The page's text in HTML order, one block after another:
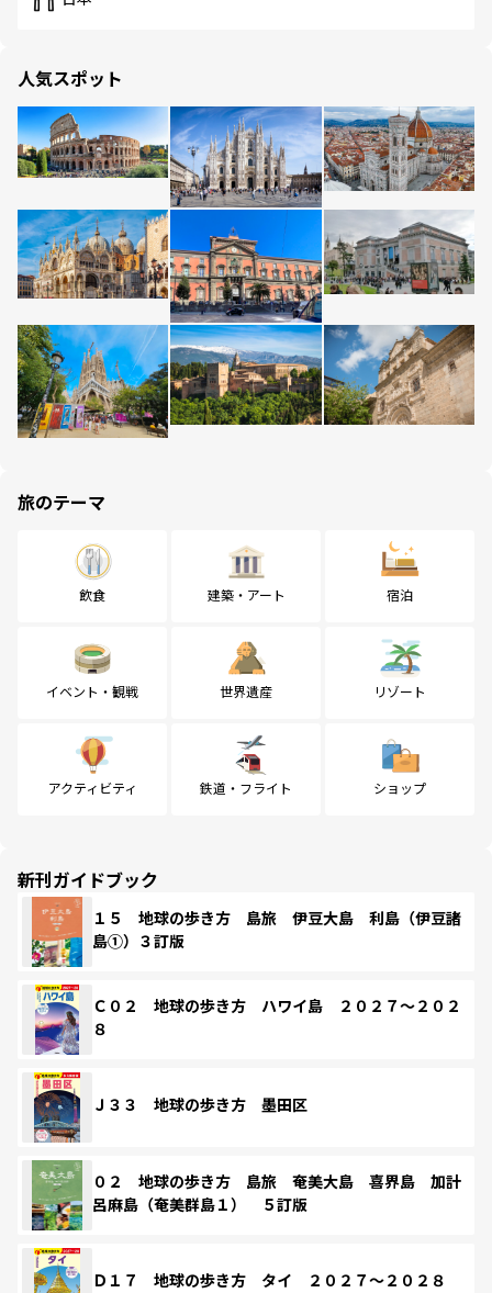
人気スポット
旅のテーマ
飲食 建築・アート 宿泊
イベント・観戦 世界遺産 リゾート
アクティビティ 鉄道・フライト ショップ
新刊ガイドブック
１５ 地球の歩き方 島旅 伊豆大島 利島（伊豆諸
島①）３訂版
Ｃ０２ 地球の歩き方 ハワイ島 ２０２７～２０２
８
Ｊ３３ 地球の歩き方 墨田区
０２ 地球の歩き方 島旅 奄美大島 喜界島 加計
呂麻島（奄美群島１） ５訂版
Ｄ１７ 地球の歩き方 タイ ２０２７～２０２８